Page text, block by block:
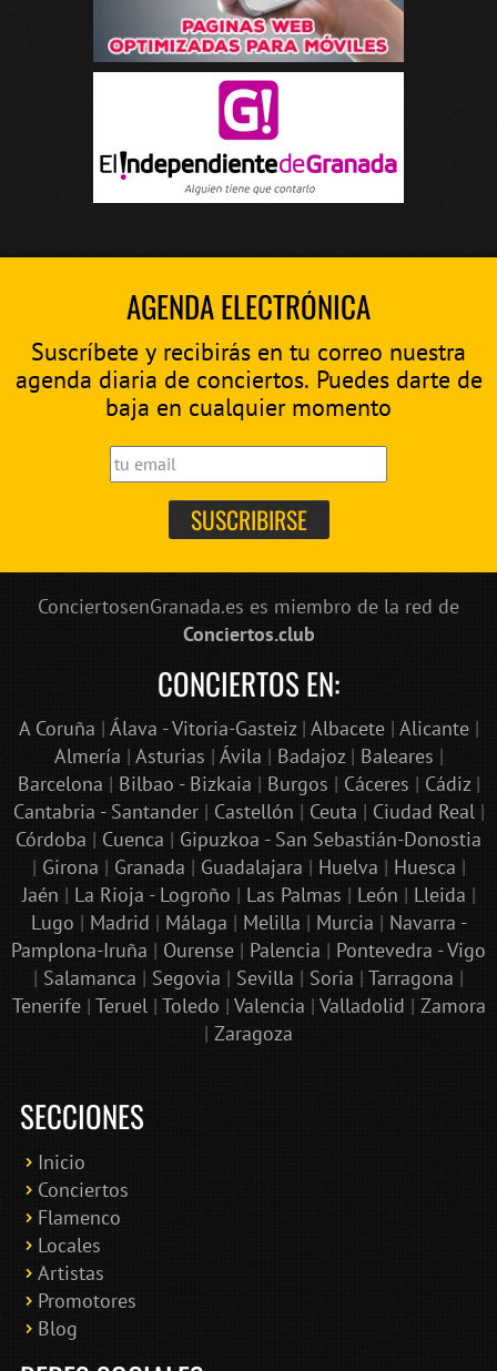
AGENDA ELECTRÓNICA
Suscríbete y recibirás en tu correo nuestra
agenda diaria de conciertos. Puedes darte de
baja en cualquier momento
ConciertosenGranada.es es miembro de la red de
Conciertos.club
CONCIERTOS EN:
A Coruña | Álava - Vitoria-Gasteiz| Albacete| Alicante|
Almería | Asturias | Ávila | Badajoz| Baleares |
Barcelona | Bilbao - Bizkaia | Burgos | Cáceres | Cádiz|
Cantabria - Santander| Castellón | Ceuta | Ciudad Real|
Córdoba | Cuenca | Gipuzkoa - San Sebastián-Donostia
| Girona | Granada | Guadalajara | Huelva | Huesca |
Jaén | La Rioja - Logroño | Las Palmas | León | Lleida |
Lugo | Madrid | Málaga | Melilla | Murcia | Navarra -
Pamplona-Iruña | Ourense | Palencia | Pontevedra - Vigo
| Salamanca | Segovia | Sevilla | Soria | Tarragona |
Tenerife| Teruel| Toledo | Valencia | Valladolid | Zamora
| Zaragoza
SECCIONES
Inicio
Conciertos
Flamenco
Locales
Artistas
Promotores
Blog